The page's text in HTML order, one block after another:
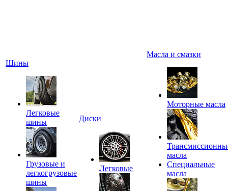
Шины
Легковые
шины
Грузовые и
легкогрузовые
шины
Диски
Легковые
Масла и смазки
Моторные масла
масла
Специальные
масла